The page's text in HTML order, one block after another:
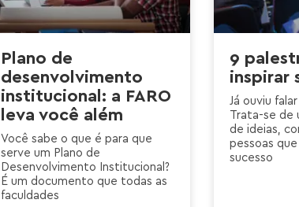
Plano de
desenvolvimento
institucional: a FARO
leva você além
Você sabe o que é para que
serve um Plano de
Desenvolvimento Institucional?
É um documento que todas as
faculdades
9
inspirar
Já ouviu
Trata-se de
de ideias,
pessoas
sucesso